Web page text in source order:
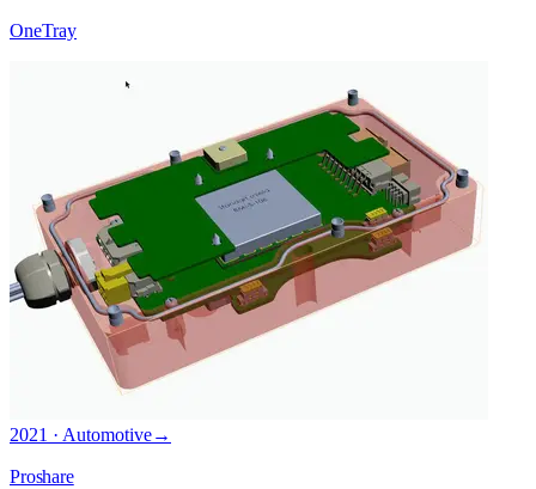
OneTray
2021 · Automotive→
Proshare